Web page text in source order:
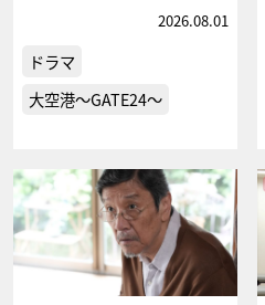
2026.08.01
ドラマ
大空港～GATE24～